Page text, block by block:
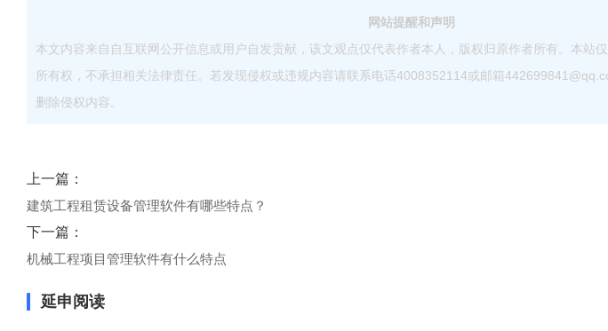
网站提醒和声明
本文内容来自自互联网公开信息或用户自发贡献，该文观点仅代表作者本人，版权归原作者所有。本站
所有权，不承担相关法律责任。若发现侵权或违规内容请联系电话4008352114或邮箱
删除侵权内容。
上一篇：
建筑工程租赁设备管理软件有哪些特点？
下一篇：
机械工程项目管理软件有什么特点
延申阅读